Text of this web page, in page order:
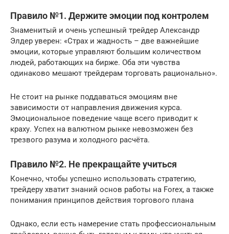
Правило №1. Держите эмоции под контролем
Знаменитый и очень успешный трейдер Александр
Элдер уверен: «Страх и жадность – две важнейшие
эмоции, которые управляют большим количеством
людей, работающих на бирже. Оба эти чувства
одинаково мешают трейдерам торговать рационально».
Не стоит на рынке поддаваться эмоциям вне
зависимости от направления движения курса.
Эмоциональное поведение чаще всего приводит к
краху. Успех на валютном рынке невозможен без
трезвого разума и холодного расчёта.
Правило №2. Не прекращайте учиться
Конечно, чтобы успешно использовать стратегию,
трейдеру хватит знаний основ работы на Forex, а также
понимания принципов действия торгового плана
Однако, если есть намерение стать профессиональным